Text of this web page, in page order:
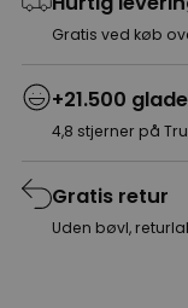
Gratis ved køb
+21.500
4,8 stjerner på
Gratis retur
Uden bøvl,